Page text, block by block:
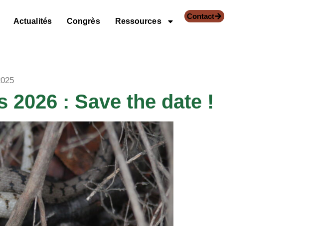
Actualités Congrès Ressources
Contact
: Save the date !